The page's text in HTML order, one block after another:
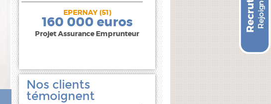
EPERNAY (51)
160 000 euros
Projet Assurance Emprunteur
240 000 euros
Nos clients
témoignent